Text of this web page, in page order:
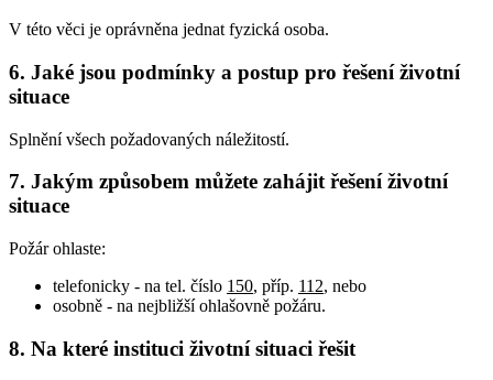
V této věci je oprávněna jednat fyzická osoba.
6. Jaké jsou podmínky a postup pro řešení životní
situace
Splnění všech požadovaných náležitostí.
7. Jakým způsobem můžete zahájit řešení životní
situace
Požár ohlaste:
telefonicky - na tel. číslo 150, příp. 112, nebo
osobně - na nejbližší ohlašovně požáru.
8. Na které instituci životní situaci řešit